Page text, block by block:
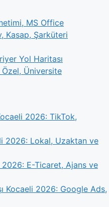
MS Office
Kasap, Şarküteri
Yol Haritası
Üniversite
2026: TikTok,
2026: Lokal, Uzaktan ve
2026: E-Ticaret, Ajans ve
Kocaeli 2026: Google Ads,